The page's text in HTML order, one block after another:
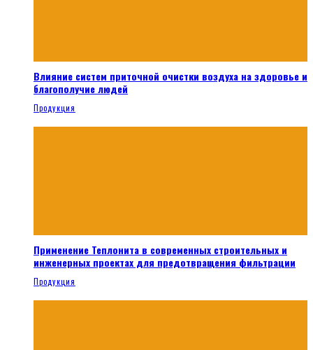
Влияние систем приточной очистки воздуха на здоровье и
благополучие людей
Продукция
Применение Теплонита в современных строительных и
инженерных проектах для предотвращения фильтрации
Продукция